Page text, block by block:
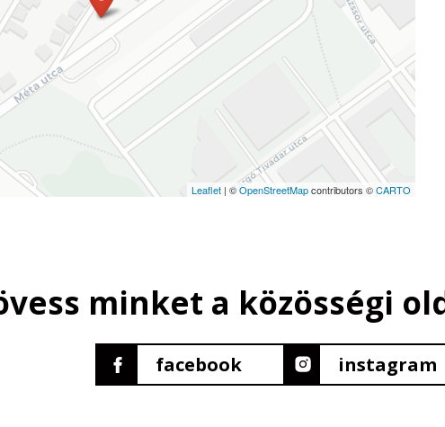
Leaflet | ©OpenStreetMapcontributors ©CARTO
minket a közösségi
facebook instagram